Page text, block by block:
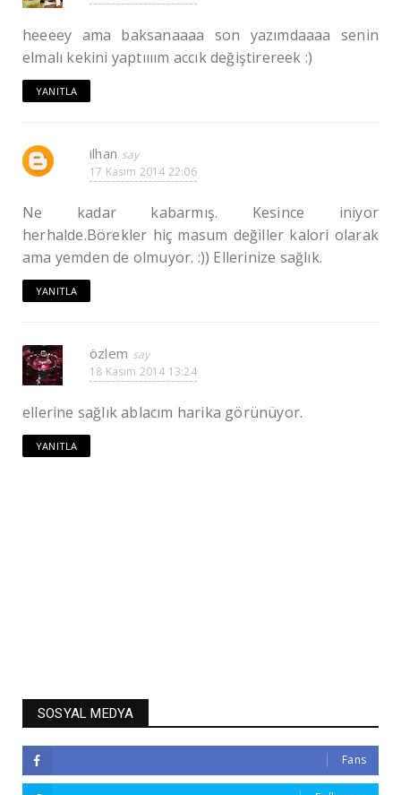
heeeey ama baksanaaaa son yazımdaaaa senin
elmalı kekini yaptıııım accık değiştirereek :)
YANITLA
ilhan
17 Kasım 2014 22:06
Ne kadar kabarmış. Kesince iniyor
herhalde.Börekler hiç masum değiller kalori olarak
ama yemden de olmuyor. :)) Ellerinize sağlık.
YANITLA
özlem
18 Kasım 2014 13:24
ellerine sağlık ablacım harika görünüyor.
YANITLA
SOSYAL MEDYA
Fans